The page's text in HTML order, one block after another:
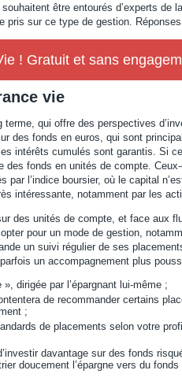
être entourés d’experts de
pris sur ce type de gestion.
! Gratuit et sans
vie
terme, qui offre des perspectives
des fonds en euros, qui sont
intérêts cumulés sont garantis. Si
des fonds en unités de compte.
l’indice boursier, où le capital
intéressante, notamment par les
des unités de compte, et face aux
pour un mode de gestion,
un suivi régulier de ses
un accompagnement plus
dirigée par l’épargnant lui-même ;
de recommander certains
;
de placements selon votre
davantage sur des fonds
doucement l’épargne vers du